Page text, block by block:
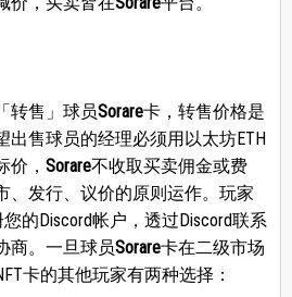
转售」球员Sorare卡，转售价格是
出售球员的经理必须用以太坊ETH
价， Sorare不收取买卖佣金或费
、发行、议价的原则运作。玩家
的Discord帐户，透过Discord联系
商。一旦球员Sorare卡在二级市场
卡的其他玩家有两种选择：